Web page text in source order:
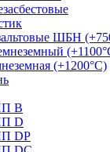
ШБН
(+1200°С)
B
D
DP